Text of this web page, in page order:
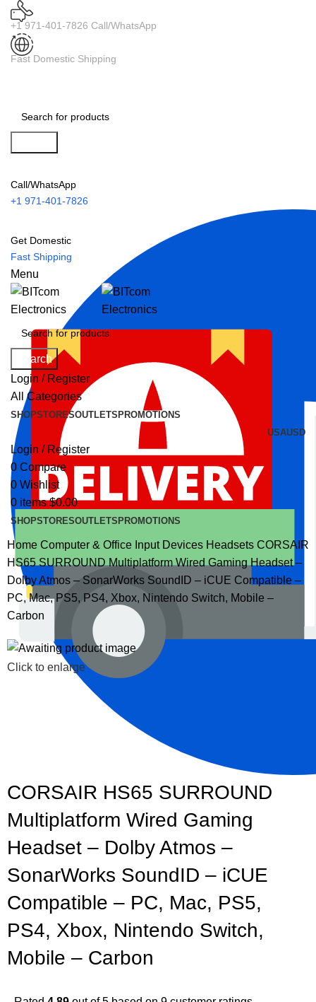
+1 971-401-7826 Call/WhatsApp
Fast Domestic Shipping
Call/WhatsApp
+1 971-401-7826
Get Domestic
Fast Shipping
Menu
Search
Login / Register
All Categories
SHOPSTORESOUTLETS PROMOTIONS
USAUSD
Login / Register
0 Compare
0 Wishlist
0 items $0.00
SHOPSTORESOUTLETS PROMOTIONS
HomeComputer & Office Input Devices HeadsetsCORSAIR
HS65 SURROUND Multiplatform Wired Gaming Headset –
Dolby Atmos – SonarWorks SoundID – iCUE Compatible –
PC, Mac, PS5, PS4, Xbox, Nintendo Switch, Mobile –
Carbon
Click to enlarge
CORSAIR HS65 SURROUND
Multiplatform Wired Gaming
Headset – Dolby Atmos –
SonarWorks SoundID – iCUE
Compatible – PC, Mac, PS5,
PS4, Xbox, Nintendo Switch,
Mobile – Carbon